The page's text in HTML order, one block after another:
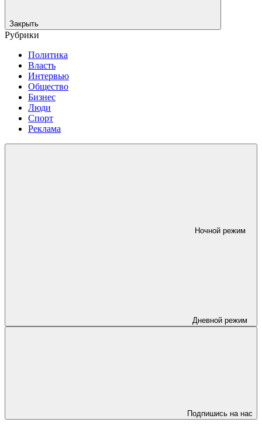
Закрыть
Рубрики
Политика
Власть
Интервью
Общество
Бизнес
Люди
Спорт
Реклама
Ночной режим
Дневной режим
Подпишись на нас